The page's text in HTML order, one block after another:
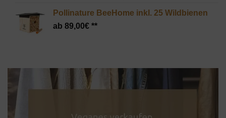
war:
ist:
Pollinature BeeHome inkl. 25 Wildbienen
89,00€